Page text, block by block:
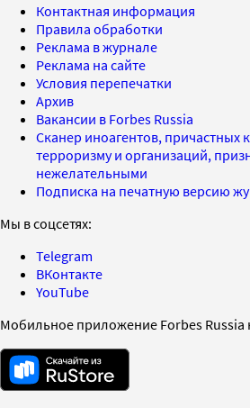
Контактная информация
Правила обработки
Реклама в журнале
Реклама на сайте
Условия перепечатки
Архив
Вакансии в Forbes Russia
Сканер иноагентов, причастных
терроризму и организаций,
нежелательными
Подписка на печатную версию
Мы в соцсетях:
Telegram
ВКонтакте
YouTube
Мобильное приложение Forbes Russia